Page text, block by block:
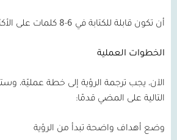
أن تكون قابلة للكتابة في 6-8 كلمات على الأكثر
الخطوات العملية
الآن، يجب ترجمة الرؤية إلى خطة عمليّة،
التالية على المضي قدمًا:
وضع أهداف واضحة تبدأ من الرؤية